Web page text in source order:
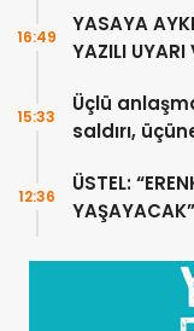
YASAYA
YAZILI UYARI
16:49
Üçlü
saldırı,
15:33
ÜSTEL:
YAŞAYACAK”
12:36